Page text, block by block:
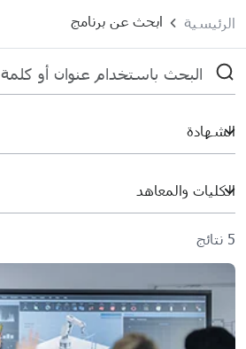
الرئيسية ابحث عن برنامج
5 نتائج